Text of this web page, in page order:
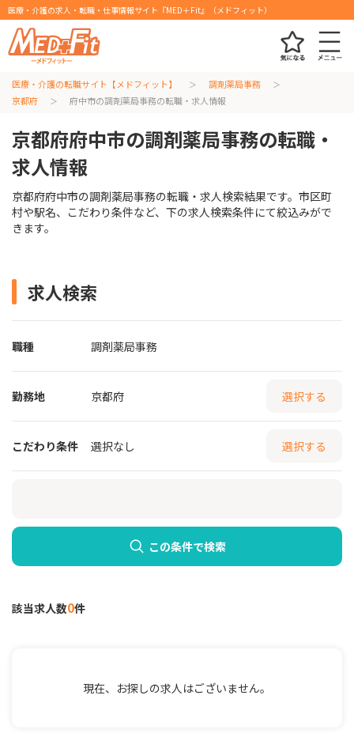
医療・介護の求人・転職・仕事情報サイト『MED＋Fit』（メドフィット）
医療・介護の転職サイト【メドフィット】
調剤薬局事務
京都府
府中市の調剤薬局事務の転職・求人情報
京都府府中市の調剤薬局事務の転職・
求人情報
京都府府中市の調剤薬局事務の転職・求人検索結果です。市区町
村や駅名、こだわり条件など、下の求人検索条件にて絞込みがで
きます。
求人検索
職種 調剤薬局事務
勤務地 京都府 選択する
こだわり条件 選択なし 選択する
この条件で検索
該当求人数0件
現在、お探しの求人はございません。